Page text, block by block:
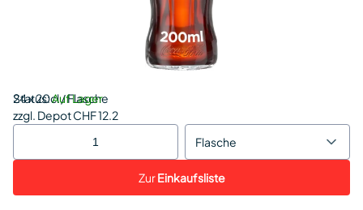
Status:Auf Lager
24 x 20cl / Flasche
zzgl. Depot CHF 12.2
Flasche
ZurEinkaufsliste